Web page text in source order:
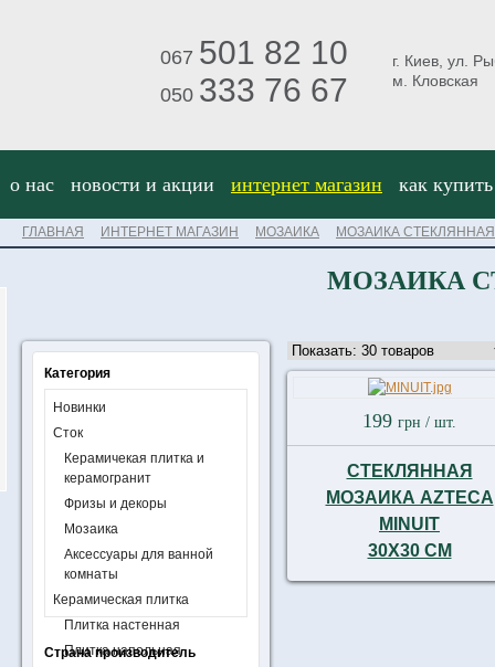
067 501 82 10
050 333 76 67
г. Киев, ул.
м. Кловская
о нас новости и акции интернет магазин как купить
ГЛАВНАЯ ИНТЕРНЕТ МАГАЗИН МОЗАИКА МОЗАИКА СТЕКЛЯННАЯ
МОЗАИКА
Категория
Новинки
Сток
Керамичекая плитка и
керамогранит
Фризы и декоры
Мозаика
Аксессуары для ванной
комнаты
Керамическая плитка
Плитка настенная
Плитка напольная
Страна производитель
199 грн / шт.
СТЕКЛЯННАЯ
МОЗАИКА AZTECA
MINUIT
30X30 СМ